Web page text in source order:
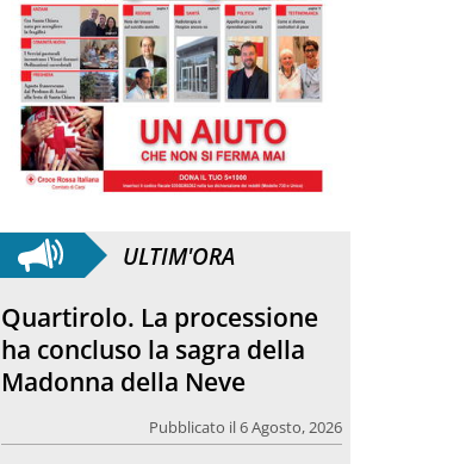
ULTIM'ORA
Anniversario. Hiroshima e
Nagasaki, 81 anni dopo: dal
Giappone e non solo un
nuovo appello per la pace e
il disarmo nucleare